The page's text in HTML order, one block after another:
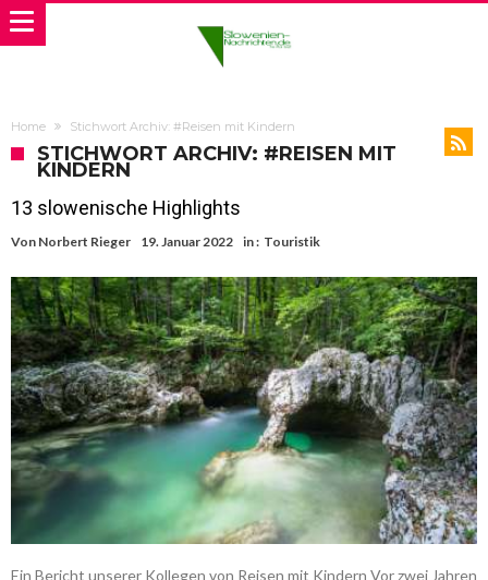
Home Stichwort Archiv: #Reisen mit Kindern
STICHWORT ARCHIV: #REISEN MIT
KINDERN
13 slowenische Highlights
Von Norbert Rieger 19. Januar 2022 in : Touristik
Ein Bericht unserer Kollegen von Reisen mit Kindern Vor zwei Jahren